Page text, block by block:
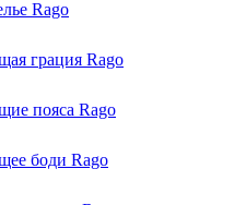
Rago
грация Rago
пояса Rago
боди Rago